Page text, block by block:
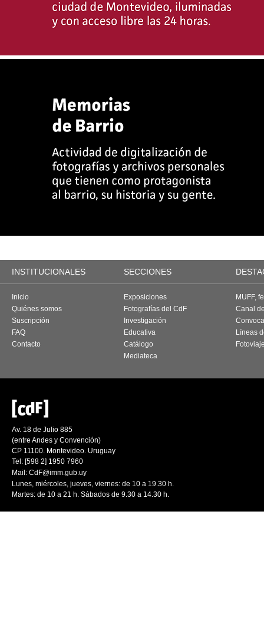
INSTITUCIONALES SECCIONES
Inicio
Quiénes somos
Suscripción
FAQ
Contacto
Exposiciones
Fotografías del CdF
Investigación
Educativa
Catálogo
Mediateca
MUFF,
Canal
Líneas
Av. 18 de Julio 885
(entre Andes y Convención)
CP 11100. Montevideo. Uruguay
Tel: [598 2] 1950 7960
Mail: CdF@imm.gub.uy
Lunes, miércoles, jueves, viernes: de 10 a 19.30 h.
Martes: de 10 a 21 h. Sábados de 9.30 a 14.30 h.